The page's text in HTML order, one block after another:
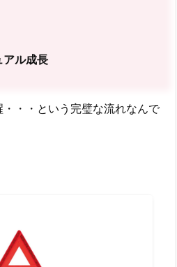
アル成長
・・という完璧な流れなんで